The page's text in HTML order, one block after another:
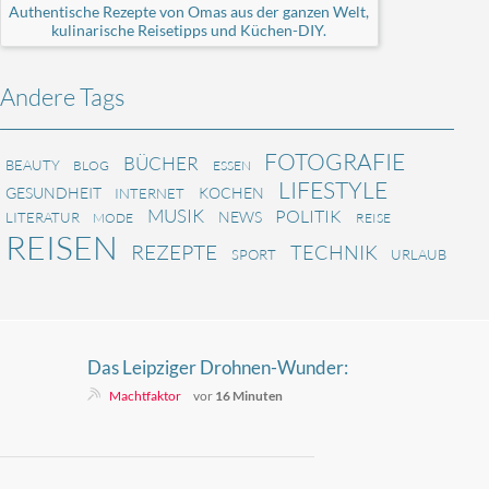
Authentische Rezepte von Omas aus der ganzen Welt,
kulinarische Reisetipps und Küchen-DIY.
Andere Tags
BEAUTY BLOG BÜCHER ESSEN FOTOGRAFIE
GESUNDHEIT INTERNET KOCHEN LIFESTYLE
LITERATUR MODE MUSIK NEWS POLITIK REISE
REISEN REZEPTE SPORT TECHNIK URLAUB
Das Leipziger Drohnen-Wunder:
Wie Dobrindt die Sicherheit
Machtfaktor vor 16 Minuten